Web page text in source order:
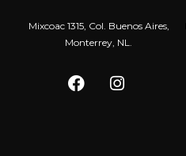
Mixcoac 1315, Col. Buenos Aires,
Monterrey, NL.